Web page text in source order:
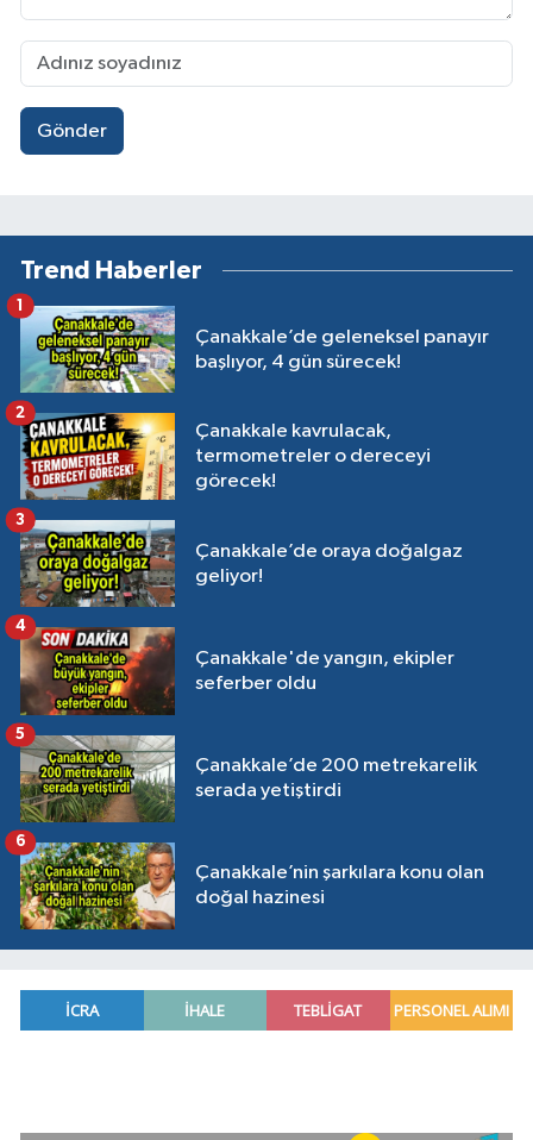
Gönder
Trend Haberler
Çanakkale’de geleneksel panayır
başlıyor, 4 gün sürecek!
1
Çanakkale kavrulacak,
termometreler o dereceyi
görecek!
2
Çanakkale’de oraya doğalgaz
geliyor!
3
Çanakkale'de yangın, ekipler
seferber oldu
4
Çanakkale’de 200 metrekarelik
serada yetiştirdi
5
Çanakkale’nin şarkılara konu olan
doğal hazinesi
6